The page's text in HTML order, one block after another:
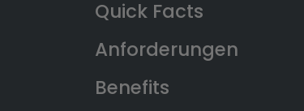
Anforderungen
Benefits